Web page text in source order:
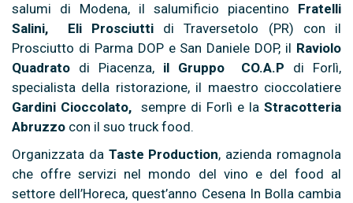
salumi di Modena, il salumificio piacentino Fratelli
Salini, Eli Prosciutti di Traversetolo (PR) con il
Prosciutto di Parma DOP e San Daniele DOP, il Raviolo
Quadrato di Piacenza, il Gruppo CO.A.P di Forlì,
specialista della ristorazione, il maestro cioccolatiere
Gardini Cioccolato, sempre di Forlì e la Stracotteria
Abruzzo con il suo truck food.
Organizzata da Taste Production, azienda romagnola
che offre servizi nel mondo del vino e del food al
settore dell’Horeca, quest’anno Cesena In Bolla cambia